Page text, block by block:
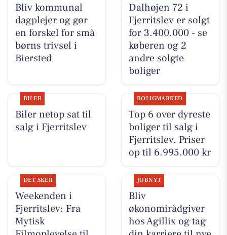
Bliv kommunal
dagplejer og gør
en forskel for små
børns trivsel i
Biersted
Dalhøjen 72 i
Fjerritslev er solgt
for 3.400.000 - se
køberen og 2
andre solgte
boliger
BILER
Biler netop sat til
salg i Fjerritslev
BOLIGMARKED
Top 6 over dyreste
boliger til salg i
Fjerritslev. Priser
op til 6.995.000 kr
DET SKER
Weekenden i
Fjerritslev: Fra
Mytisk
JOBNYT
Bliv
økonomirådgiver
hos Agillix og tag